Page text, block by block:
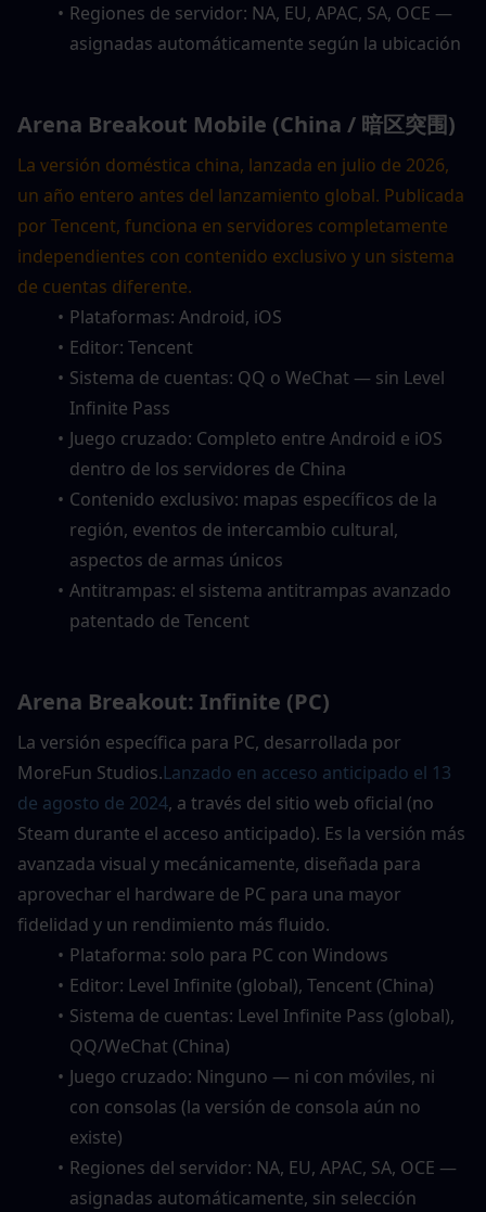
Regiones de servidor: NA, EU, APAC, SA, OCE —
asignadas automáticamente según la ubicación
Arena Breakout Mobile (China / 暗区突围)
La versión doméstica china, lanzada en julio de 2026,
un año entero antes del lanzamiento global. Publicada
por Tencent, funciona en servidores completamente
independientes con contenido exclusivo y un sistema
de cuentas diferente.
Plataformas: Android, iOS
Editor: Tencent
Sistema de cuentas: QQ o WeChat — sin Level
Infinite Pass
Juego cruzado: Completo entre Android e iOS
dentro de los servidores de China
Contenido exclusivo: mapas específicos de la
región, eventos de intercambio cultural,
aspectos de armas únicos
Antitrampas: el sistema antitrampas avanzado
patentado de Tencent
Arena Breakout: Infinite (PC)
La versión específica para PC, desarrollada por
MoreFun Studios.Lanzado en acceso anticipado el 13
de agosto de 2024, a través del sitio web oficial (no
Steam durante el acceso anticipado). Es la versión más
avanzada visual y mecánicamente, diseñada para
aprovechar el hardware de PC para una mayor
fidelidad y un rendimiento más fluido.
Plataforma: solo para PC con Windows
Editor: Level Infinite (global), Tencent (China)
Sistema de cuentas: Level Infinite Pass (global),
QQ/WeChat (China)
Juego cruzado: Ninguno — ni con móviles, ni
con consolas (la versión de consola aún no
existe)
Regiones del servidor: NA, EU, APAC, SA, OCE —
asignadas automáticamente, sin selección